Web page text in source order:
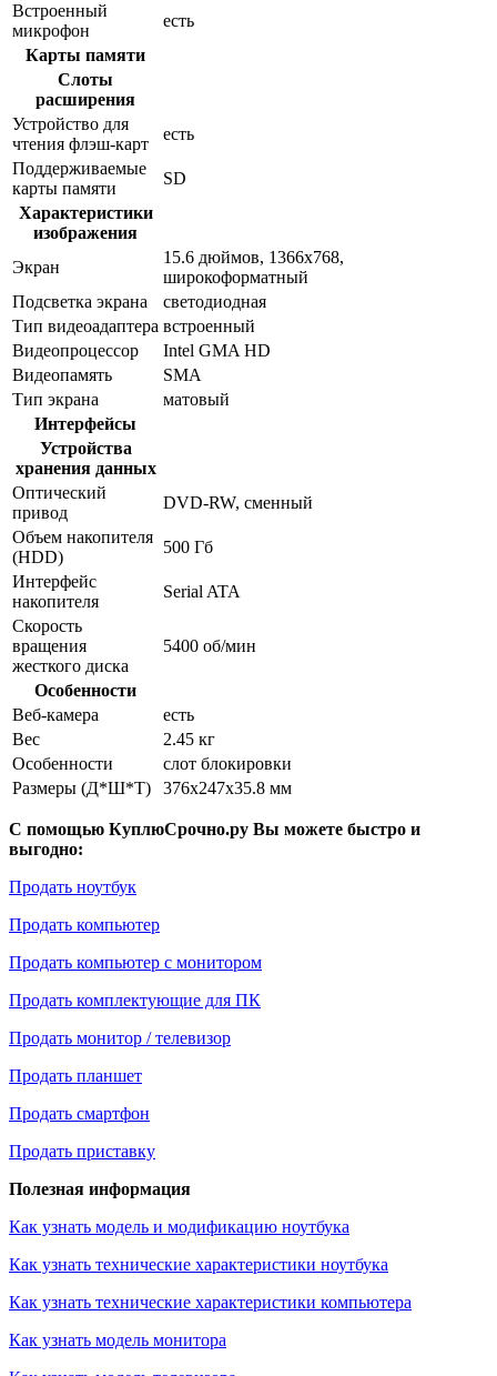
Встроенный
микрофон
есть
Карты памяти
Слоты
расширения
Устройство для
чтения флэш-карт
есть
Поддерживаемые
карты памяти
SD
Характеристики
изображения
Экран
15.6 дюймов, 1366x768,
широкоформатный
Подсветка экрана
светодиодная
Тип видеоадаптера встроенный
Видеопроцессор
Intel GMA HD
Видеопамять
SMA
Тип экрана
матовый
Интерфейсы
Устройства
хранения данных
Оптический
привод
DVD-RW, сменный
Объем накопителя
(HDD)
500 Гб
Интерфейс
накопителя
Serial ATA
Скорость
вращения
жесткого диска
5400 об/мин
Особенности
Веб-камера
есть
Вес
2.45 кг
Особенности
слот блокировки
Размеры (Д*Ш*Т)
376x247x35.8 мм
С помощью КуплюСрочно.ру Вы можете быстро и
выгодно:
Продать ноутбук
Продать компьютер
Продать компьютер с монитором
Продать комплектующие для ПК
Продать монитор / телевизор
Продать планшет
Продать смартфон
Продать приставку
Полезная информация
Как узнать модель и модификацию ноутбука
Как узнать технические характеристики ноутбука
Как узнать технические характеристики компьютера
Как узнать модель монитора